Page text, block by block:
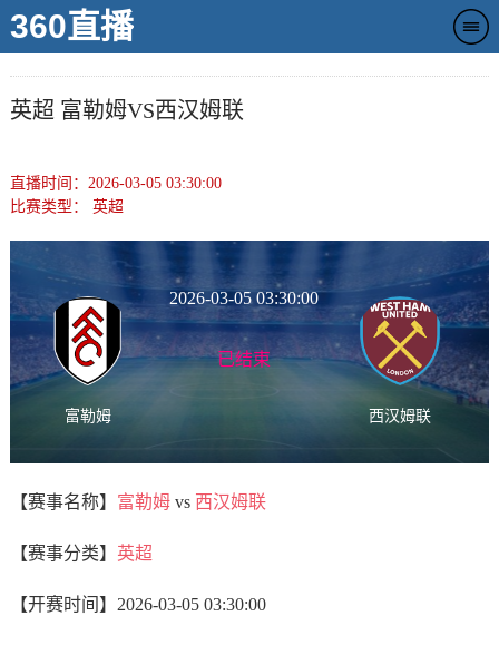
360直播
英超 富勒姆VS西汉姆联
直播时间：2026-03-05 03:30:00
比赛类型： 英超
富勒姆
2026-03-05 03:30:00
已结束
西汉姆联
【赛事名称】 富勒姆vs 西汉姆联
【赛事分类】 英超
【开赛时间】 2026-03-05 03:30:00